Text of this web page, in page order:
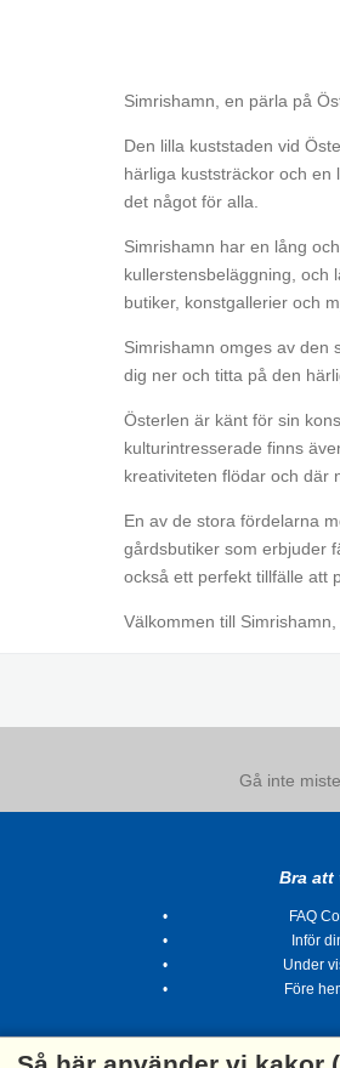
Simrishamn, en pärla på
Den lilla kuststaden vid
härliga kuststräckor och
det något för alla.
Simrishamn har en lång
kullerstensbeläggning, och
butiker, konstgallerier och
Simrishamn omges av den
dig ner och titta på den
Österlen är känt för sin
kulturintresserade finns
kreativiteten flödar och där
En av de stora fördelarna
gårdsbutiker som erbjuder
också ett perfekt tillfälle att
Välkommen till
Gå inte
Bra att
FAQ
Inför
Under
Före